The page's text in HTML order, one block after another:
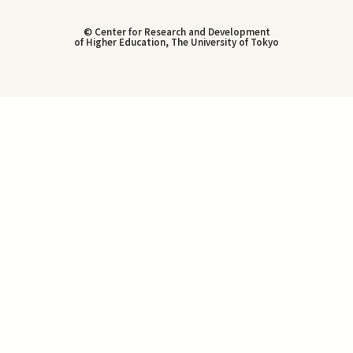
© Center for Research and Development
of Higher Education, The University of Tokyo